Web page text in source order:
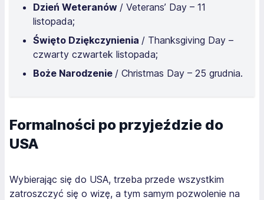
Dzień Weteranów / Veterans’ Day – 11
listopada;
Święto Dziękczynienia / Thanksgiving Day –
czwarty czwartek listopada;
Boże Narodzenie / Christmas Day – 25 grudnia.
Formalności po przyjeździe do
USA
Wybierając się do USA, trzeba przede wszystkim
zatroszczyć się o wizę, a tym samym pozwolenie na